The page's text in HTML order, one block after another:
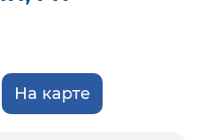
На карте